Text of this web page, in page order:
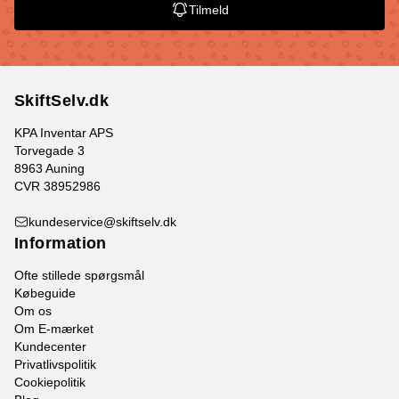
Tilmeld
SkiftSelv.dk
KPA Inventar APS
Torvegade 3
8963 Auning
CVR 38952986
kundeservice@skiftselv.dk
Information
Ofte stillede spørgsmål
Købeguide
Om os
Om E-mærket
Kundecenter
Privatlivspolitik
Cookiepolitik